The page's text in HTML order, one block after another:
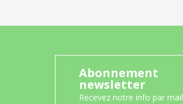
Abonnement
newsletter
Recevez notre info par mail